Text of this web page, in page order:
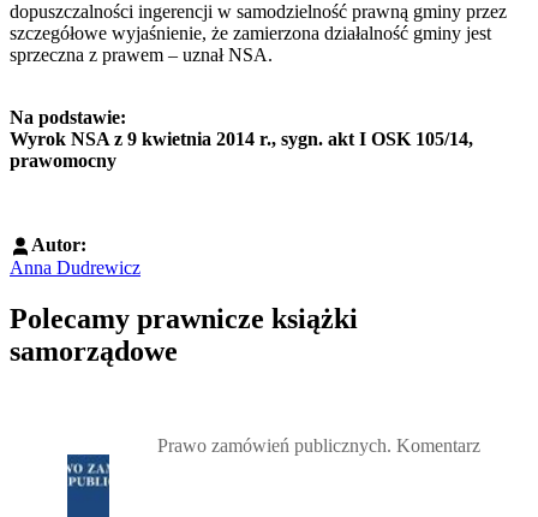
dopuszczalności ingerencji w samodzielność prawną gminy przez
szczegółowe wyjaśnienie, że zamierzona działalność gminy jest
sprzeczna z prawem – uznał NSA.
Na podstawie:
Wyrok NSA z 9 kwietnia 2014 r., sygn. akt I OSK 105/14,
prawomocny
Autor:
Anna Dudrewicz
Polecamy prawnicze książki
samorządowe
Prawo zamówień publicznych. Komentarz